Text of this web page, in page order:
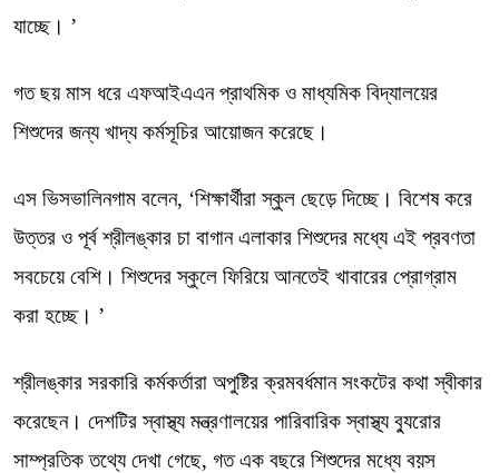
যাচ্ছে। ’
গত ছয় মাস ধরে এফআইএএন প্রাথমিক ও মাধ্যমিক বিদ্যালয়ের
শিশুদের জন্য খাদ্য কর্মসূচির আয়োজন করেছে।
এস ভিসভালিনগাম বলেন, ‘শিক্ষার্থীরা স্কুল ছেড়ে দিচ্ছে। বিশেষ করে
উত্তর ও পূর্ব শ্রীলঙ্কার চা বাগান এলাকার শিশুদের মধ্যে এই প্রবণতা
সবচেয়ে বেশি। শিশুদের স্কুলে ফিরিয়ে আনতেই খাবারের প্রোগ্রাম
করা হচ্ছে। ’
শ্রীলঙ্কার সরকারি কর্মকর্তারা অপুষ্টির ক্রমবর্ধমান সংকটের কথা স্বীকার
করেছেন। দেশটির স্বাস্থ্য মন্ত্রণালয়ের পারিবারিক স্বাস্থ্য ব্যুরোর
সাম্প্রতিক তথ্যে দেখা গেছে, গত এক বছরে শিশুদের মধ্যে বয়স